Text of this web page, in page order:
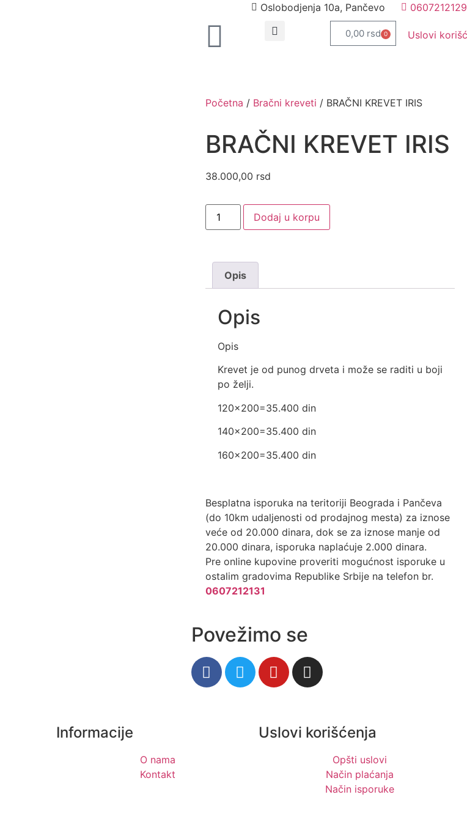
Oslobodjenja 10a, Pančevo 0607212129
0,00 rsd 0 Uslovi
Početna / Bračni kreveti / BRAČNI KREVET IRIS
BRAČNI KREVET IRIS
38.000,00 rsd
Dodaj u korpu
Opis
Opis
Opis
Krevet je od punog drveta i može se raditi u boji
po želji.
120×200=35.400 din
140×200=35.400 din
160×200=35.400 din
Besplatna isporuka na teritoriji Beograda i Pančeva
(do 10km udaljenosti od prodajnog mesta) za iznose
veće od 20.000 dinara, dok se za iznose manje od
20.000 dinara, isporuka naplaćuje 2.000 dinara.
Pre online kupovine proveriti mogućnost isporuke u
ostalim gradovima Republike Srbije na telefon br.
0607212131
Povežimo se
Informacije
O nama
Kontakt
Uslovi korišćenja
Opšti uslovi
Način plaćanja
Način isporuke